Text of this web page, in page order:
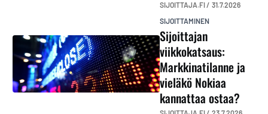
SIJOITTAJA.FI / 31.7.2026
SIJOITTAMINEN
Sijoittajan
viikkokatsaus:
Markkinatilanne ja
vieläkö Nokiaa
kannattaa ostaa?